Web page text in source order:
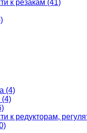
к резакам (41)
(4)
(4)
к редукторам,